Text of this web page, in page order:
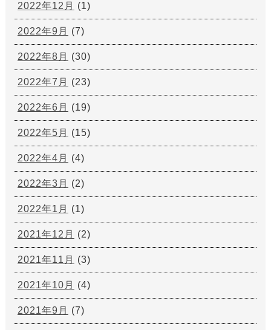
2022年12月 (1)
2022年9月 (7)
2022年8月 (30)
2022年7月 (23)
2022年6月 (19)
2022年5月 (15)
2022年4月 (4)
2022年3月 (2)
2022年1月 (1)
2021年12月 (2)
2021年11月 (3)
2021年10月 (4)
2021年9月 (7)